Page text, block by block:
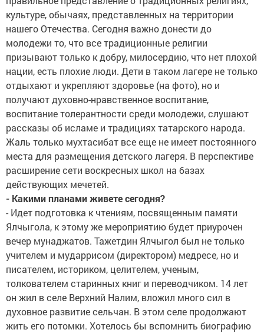
культуре, обычаях, представленных на территории
нашего Отечества. Сегодня важно донести до
молодежи то, что все традиционные религии
призывают только к добру, милосердию, что нет плохой
нации, есть плохие люди. Дети в таком лагере не только
отдыхают и укрепляют здоровье (на фото), но и
получают духовно-нравственное воспитание,
воспитание толерантности среди молодежи, слушают
рассказы об исламе и традициях татарского народа.
Жаль только мухтасибат все еще не имеет постоянного
места для размещения детского лагеря. В перспективе
расширение сети воскресных школ на базах
действующих мечетей.
- Какими планами живете сегодня?
- Идет подготовка к чтениям, посвященным памяти
Ялчыгола, к этому же мероприятию будет приурочен
вечер мунаджатов. Тажетдин Ялчыгол был не только
учителем и мударрисом (директором) медресе, но и
писателем, историком, целителем, ученым,
толкователем старинных книг и переводчиком. 14 лет
он жил в селе Верхний Налим, вложил много сил в
духовное развитие сельчан. В этом селе продолжают
жить его потомки. Хотелось бы вспомнить биографию